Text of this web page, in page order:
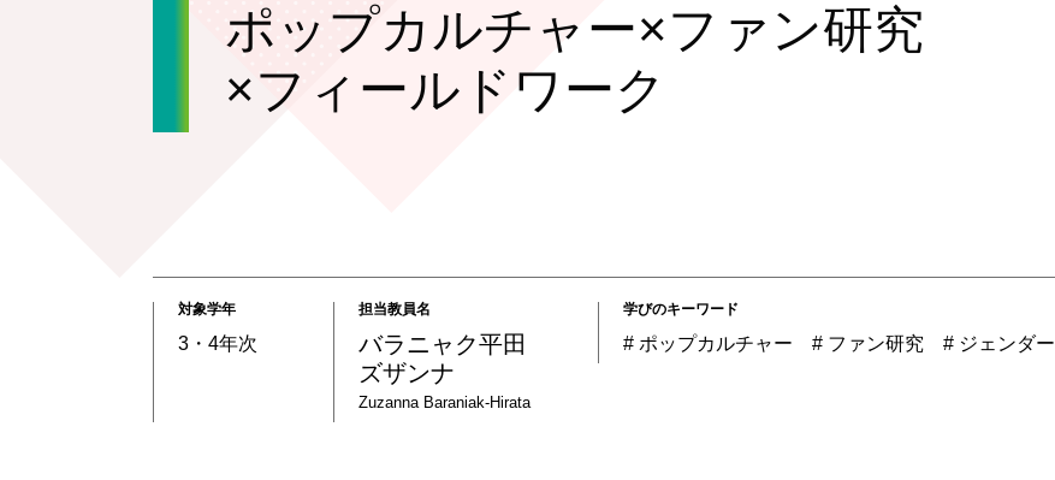
ポップカルチャー×ファン研究
×フィールドワーク
対象学年
3・4年次
担当教員名
バラニャク平田
ズザンナ
Zuzanna Baraniak-Hirata
学びのキーワード
ポップカルチャー ファン研究 ジェンダー